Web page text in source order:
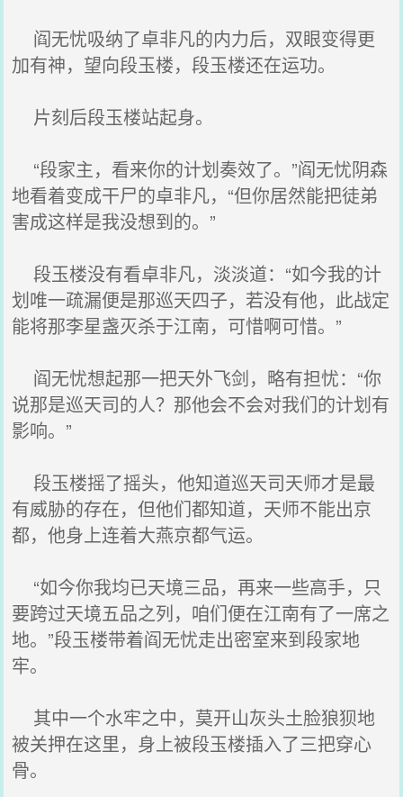
阎无忧吸纳了卓非凡的内力后，双眼变得更
加有神，望向段玉楼，段玉楼还在运功。
片刻后段玉楼站起身。
“段家主，看来你的计划奏效了。”阎无忧阴森
地看着变成干尸的卓非凡，“但你居然能把徒弟
害成这样是我没想到的。”
段玉楼没有看卓非凡，淡淡道：“如今我的计
划唯一疏漏便是那巡天四子，若没有他，此战定
能将那李星盏灭杀于江南，可惜啊可惜。”
阎无忧想起那一把天外飞剑，略有担忧：“你
说那是巡天司的人？那他会不会对我们的计划有
影响。”
段玉楼摇了摇头，他知道巡天司天师才是最
有威胁的存在，但他们都知道，天师不能出京
都，他身上连着大燕京都气运。
“如今你我均已天境三品，再来一些高手，只
要跨过天境五品之列，咱们便在江南有了一席之
地。”段玉楼带着阎无忧走出密室来到段家地
牢。
其中一个水牢之中，莫开山灰头土脸狼狈地
被关押在这里，身上被段玉楼插入了三把穿心
骨。